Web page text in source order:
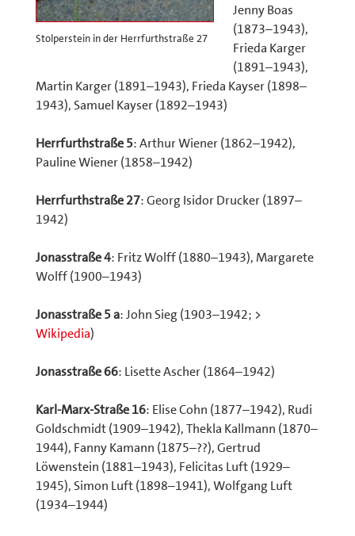
Stolperstein in der Herrfurthstraße 27
Jenny Boas
(1873–1943),
Frieda Karger
(1891–1943),
Martin Karger (1891–1943), Frieda Kayser (1898–
1943), Samuel Kayser (1892–1943)
Herrfurthstraße 5: Arthur Wiener (1862–1942),
Pauline Wiener (1858–1942)
Herrfurthstraße 27: Georg Isidor Drucker (1897–
1942)
Jonasstraße 4: Fritz Wolff (1880–1943), Margarete
Wolff (1900–1943)
Jonasstraße 5 a: John Sieg (1903–1942; >
Wikipedia)
Jonasstraße 66: Lisette Ascher (1864–1942)
Karl-Marx-Straße 16: Elise Cohn (1877–1942), Rudi
Goldschmidt (1909–1942), Thekla Kallmann (1870–
1944), Fanny Kamann (1875–??), Gertrud
Löwenstein (1881–1943), Felicitas Luft (1929–
1945), Simon Luft (1898–1941), Wolfgang Luft
(1934–1944)